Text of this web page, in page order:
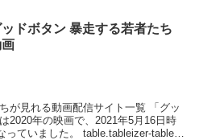
ッドボタン 暴走する若者たち
が見れる動画配信サイト一覧 「グッ
2020年の映画で、2021年5月16日時
っていました。 table.tableizer-table